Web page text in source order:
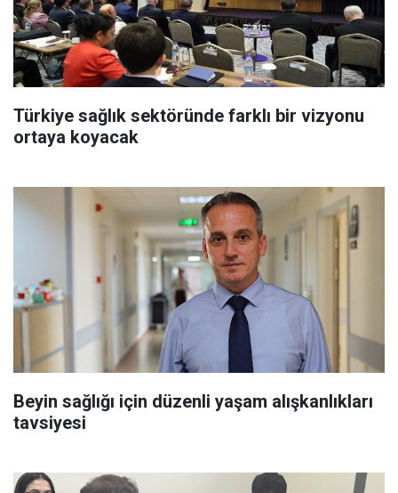
Türkiye sağlık sektöründe farklı bir vizyonu
ortaya koyacak
Beyin sağlığı için düzenli yaşam alışkanlıkları
tavsiyesi